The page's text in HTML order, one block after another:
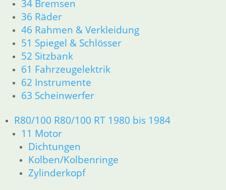
34 Bremsen
36 Räder
46 Rahmen & Verkleidung
51 Spiegel & Schlösser
52 Sitzbank
61 Fahrzeugelektrik
62 Instrumente
63 Scheinwerfer
R80/100 R80/100 RT 1980 bis 1984
11 Motor
Dichtungen
Kolben/Kolbenringe
Zylinderkopf
Dichtungen
32 Lenkung
33 Antrieb
34 Bremsen
46 Rahmen Verkleidung
61 Fahrzeugelektrik
R25 /3
11 Motor R25/3
Dichtungen
12 Motorelektrik
13 Vergaser
16 Tank
18 Auspuff
21 Kupplung
23 Getriebe